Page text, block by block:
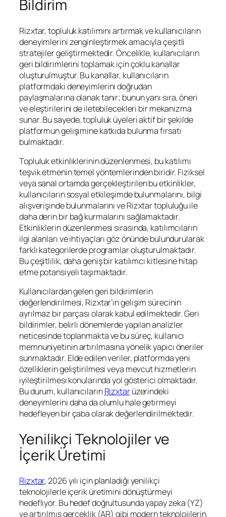
Bildirim
Rizxtar, topluluk katılımını artırmak ve kullanıcıların
deneyimlerini zenginleştirmek amacıyla çeşitli
stratejiler geliştirmektedir. Öncelikle, kullanıcıların
geri bildirimlerini toplamak için çoklu kanallar
oluşturulmuştur. Bu kanallar, kullanıcıların
platformdaki deneyimlerini doğrudan
paylaşmalarına olanak tanır; bunun yanı sıra, öneri
ve eleştirilerini de iletebilecekleri bir mekanizma
sunar. Bu sayede, topluluk üyeleri aktif bir şekilde
platformun gelişimine katkıda bulunma fırsatı
bulmaktadır.
Topluluk etkinliklerinin düzenlenmesi, bu katılımı
teşvik etmenin temel yöntemlerinden biridir. Fiziksel
veya sanal ortamda gerçekleştirilen bu etkinlikler,
kullanıcıların sosyal etkileşimde bulunmalarını, bilgi
alışverişinde bulunmalarını ve Rizxtar topluluğu ile
daha derin bir bağ kurmalarını sağlamaktadır.
Etkinliklerin düzenlenmesi sırasında, katılımcıların
ilgi alanları ve ihtiyaçları göz önünde bulundurularak
farklı kategorilerde programlar oluşturulmaktadır.
Bu çeşitlilik, daha geniş bir katılımcı kitlesine hitap
etme potansiyeli taşımaktadır.
Kullanıcılardan gelen geri bildirimlerin
değerlendirilmesi, Rizxtar’ın gelişim sürecinin
ayrılmaz bir parçası olarak kabul edilmektedir. Geri
bildirimler, belirli dönemlerde yapılan analizler
neticesinde toplanmakta ve bu süreç, kullanıcı
memnuniyetinin artırılmasına yönelik yapıcı öneriler
sunmaktadır. Elde edilen veriler, platformda yeni
özelliklerin geliştirilmesi veya mevcut hizmetlerin
iyileştirilmesi konularında yol gösterici olmaktadır.
Bu durum, kullanıcılarınRizxtarüzerindeki
deneyimlerini daha da olumlu hale getirmeyi
hedefleyen bir çaba olarak değerlendirilmektedir.
Yenilikçi Teknolojiler ve
İçerik Üretimi
Rizxtar, 2026 yılı için planladığı yenilikçi
teknolojilerle içerik üretimini dönüştürmeyi
hedefliyor. Bu hedef doğrultusunda yapay zeka (YZ)
ve artırılmış gerçeklik (AR) gibi modern teknolojilerin